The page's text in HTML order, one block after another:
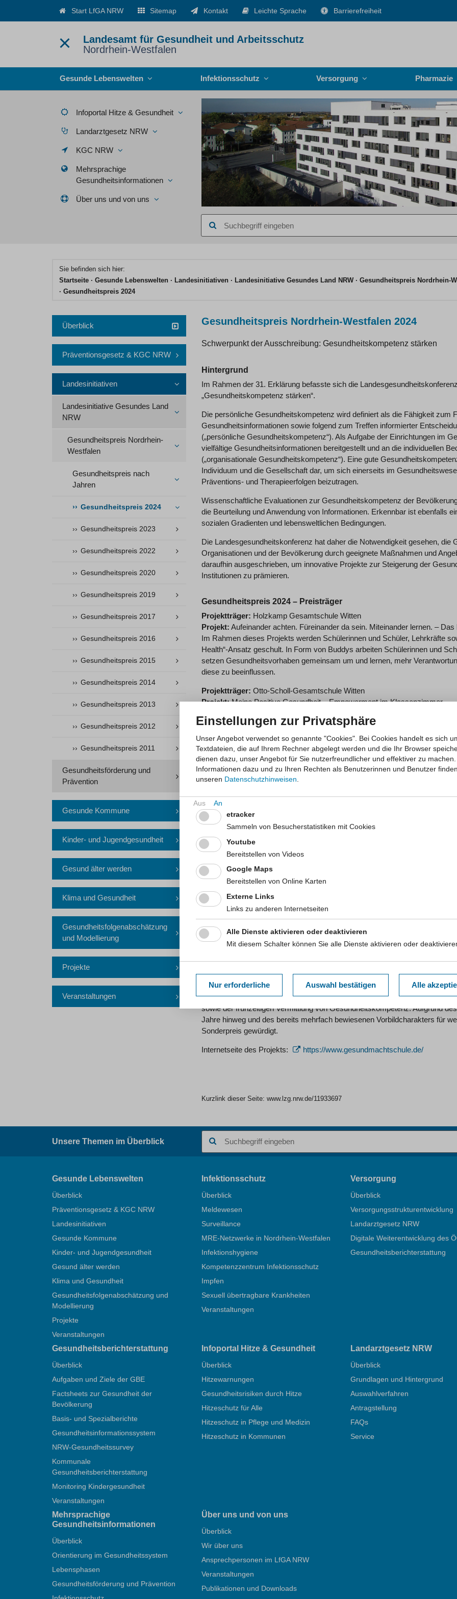
Start LfGA NRW Sitemap Kontakt Leichte Sprache Barrierefreiheit
Menü
Landesamt für Gesundheit und Arbeitsschutz
Nordrhein-Westfalen
Gesunde Lebenswelten Infektionsschutz Versorgung Pharmazie
Infoportal Hitze & Gesundheit
Landarztgesetz NRW
KGC NRW
Mehrsprachige
Gesundheitsinformationen
Über uns und von uns
eingeben
Sie befinden sich hier:
Startseite
Gesunde Lebenswelten Landesinitiativen Landesinitiative Gesundes Land NRW Gesundheitspreis Nordrhein-
Gesundheitspreis 2024
Überblick
Präventionsgesetz & KGC NRW
Landesinitiativen
Landesinitiative Gesundes Land
NRW
Gesundheitspreis Nordrhein-
Westfalen
Gesundheitspreis nach
Jahren
Gesundheitspreis 2024
Gesundheitspreis 2023
Gesundheitspreis 2022
Gesundheitspreis 2020
Gesundheitspreis 2019
Gesundheitspreis 2017
Gesundheitspreis 2016
Gesundheitspreis 2015
Gesundheitspreis 2014
Gesundheitspreis 2013
Gesundheitspreis 2012
Gesundheitspreis 2011
Gesundheitsförderung und
Prävention
Gesunde Kommune
Kinder- und Jugendgesundheit
Gesund älter werden
Klima und Gesundheit
Gesundheitsfolgenabschätzung
und Modellierung
Projekte
Veranstaltungen
Gesundheitspreis Nordrhein-Westfalen 2024
Schwerpunkt der Ausschreibung: Gesundheitskompetenz stärken
Hintergrund
Im Rahmen der 31. Erklärung befasste sich die
„Gesundheitskompetenz stärken“.
Die persönliche Gesundheitskompetenz wird definiert als die Fähigkeit zum
Gesundheitsinformationen sowie folgend zum Treffen informierter
(„persönliche Gesundheitskompetenz“). Als Aufgabe der Einrichtungen im
vielfältige Gesundheitsinformationen bereitgestellt und an die individuellen
(„organisationale Gesundheitskompetenz“). Eine gute
Individuum und die Gesellschaft dar, um sich einerseits im
Präventions- und Therapieerfolgen beizutragen.
Wissenschaftliche Evaluationen zur Gesundheitskompetenz der
die Beurteilung und Anwendung von Informationen. Erkennbar ist ebenfalls
sozialen Gradienten und lebensweltlichen Bedingungen.
Die Landesgesundheitskonferenz hat daher die Notwendigkeit gesehen,
Organisationen und der Bevölkerung durch geeignete Maßnahmen und
daraufhin ausgeschrieben, um innovative Projekte zur Steigerung der
Institutionen zu prämieren.
Gesundheitspreis 2024 – Preisträger
Projektträger: Holzkamp Gesamtschule Witten
Projekt: Aufeinander achten. Füreinander da sein. Miteinander lernen. – Das
Im Rahmen dieses Projekts werden Schülerinnen und Schüler, Lehrkräfte
Health“-Ansatz geschult. In Form von Buddys arbeiten Schülerinnen und
setzen Gesundheitsvorhaben gemeinsam um und lernen, mehr
diese zu beeinflussen.
Projektträger: Otto-Scholl-Gesamtschule Witten
Projekt:Meine Positive Gesundheit – Empowerment im Klassenzimmer
Dieses Projekts lehrt den Schülerinnen und Schülern der 6. Klasse
festen Angebot zum gemeinsamen Austausch, der „gesunden Stunde am
Potenziale, Ressourcen und Risiken zu erkennen und zielgerichtet zu
Projektträger:
Hochschule Bielefeld
Projekt:
Erklärvideos zur Stärkung der Gesundheitskompetenz für
In einem partizipativen Gestaltungsprozess wurden zielgruppengerechte
Gesundheitskompetenz und ausgewählten alltäglichen Symptomen
Darstellung wird Menschen mit geistiger Behinderung ermöglicht, relevante
diese im eigenen Gesundheitsverhalten umzusetzen.
Internetseite des Projekts: https://www.foerderges.hsbi.de/
Projektträger:
Projekt:Lotsendienste in Kinderarztpraxen
Zur Erreichung des Ziels, möglichst viele Kinder und Jugendliche vor Ort
teilhaben zu lassen, wurden Lotsendienste in Zusammenarbeit mit
Themen der Gesundheit von Kindern und Jugendlichen sowie zu
weitervermittelt werden.
https://www.hamm.de/praeventive-
kinderarztpraxen
Sonderpreis
Projektträger:Ärztekammer Nordrhein und AOK Rheinland/Hamburg
Projekt:Gesund macht Schule. Ein Programm zur Prävention und
Das Projekt unterstützt Grundschulen auf vielfältige Weise bei der
sowie der frühzeitigen Vermittlung von Gesundheitskompetenz. Aufgrund
Jahre hinweg und des bereits mehrfach bewiesenen Vorbildcharakters für
Sonderpreis gewürdigt.
Internetseite des Projekts: https://www.gesundmachtschule.de/
Kurzlink dieser Seite: www.lzg.nrw.de/11933697
Unsere Themen im Überblick
Gesunde Lebenswelten
Überblick
Präventionsgesetz & KGC NRW
Landesinitiativen
Gesunde Kommune
Kinder- und Jugendgesundheit
Gesund älter werden
Klima und Gesundheit
Gesundheitsfolgenabschätzung und
Modellierung
Projekte
Veranstaltungen
Infektionsschutz
Überblick
Meldewesen
Surveillance
MRE-Netzwerke in Nordrhein-Westfalen
Infektionshygiene
Kompetenzzentrum Infektionsschutz
Impfen
Sexuell übertragbare Krankheiten
Veranstaltungen
Versorgung
Überblick
Versorgungsstrukturentwicklung
Landarztgesetz NRW
Digitale Weiterentwicklung des
Gesundheitsberichterstattung
Gesundheitsberichterstattung
Überblick
Aufgaben und Ziele der GBE
Factsheets zur Gesundheit der
Bevölkerung
Basis- und Spezialberichte
Gesundheitsinformationssystem
NRW-Gesundheitssurvey
Kommunale
Gesundheitsberichterstattung
Monitoring Kindergesundheit
Veranstaltungen
Infoportal Hitze & Gesundheit
Überblick
Hitzewarnungen
Gesundheitsrisiken durch Hitze
Hitzeschutz für Alle
Hitzeschutz in Pflege und Medizin
Hitzeschutz in Kommunen
Landarztgesetz NRW
Überblick
Grundlagen und Hintergrund
Auswahlverfahren
Antragstellung
FAQs
Service
Mehrsprachige
Gesundheitsinformationen
Überblick
Orientierung im Gesundheitssystem
Lebensphasen
Gesundheitsförderung und Prävention
Über uns und von uns
Überblick
Wir über uns
Ansprechpersonen im LfGA NRW
Veranstaltungen
Publikationen und Downloads
Einstellungen zur Privatsphäre
Unser Angebot verwendet so genannte "Cookies". Bei Cookies handelt es sich
Textdateien, die auf Ihrem Rechner abgelegt werden und die Ihr Browser
dienen dazu, unser Angebot für Sie nutzerfreundlicher und effektiver zu machen.
Informationen dazu und zu Ihren Rechten als Benutzerinnen und Benutzer
unseren Datenschutzhinweisen
etracker
Sammeln von Besucherstatistiken mit Cookies
Youtube
Bereitstellen von Videos
Google Maps
Bereitstellen von Online Karten
Externe Links
Links zu anderen Internetseiten
Alle Dienste aktivieren oder deaktivieren
Mit diesem Schalter können Sie alle Dienste aktivieren oder
Nur erforderliche Auswahl bestätigen Alle